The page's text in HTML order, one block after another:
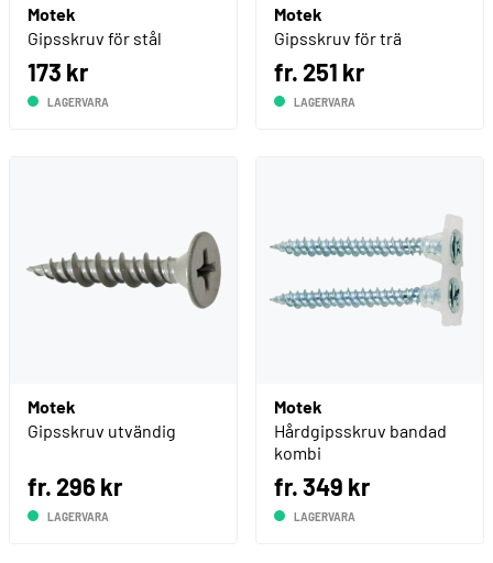
Motek
Gipsskruv för stål
173 kr
LAGERVARA
Motek
Gipsskruv för trä
fr. 251 kr
LAGERVARA
Motek
Gipsskruv utvändig
fr. 296 kr
LAGERVARA
Motek
Hårdgipsskruv bandad
kombi
fr. 349 kr
LAGERVARA